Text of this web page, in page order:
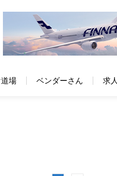
場 ベンダーさん 求人